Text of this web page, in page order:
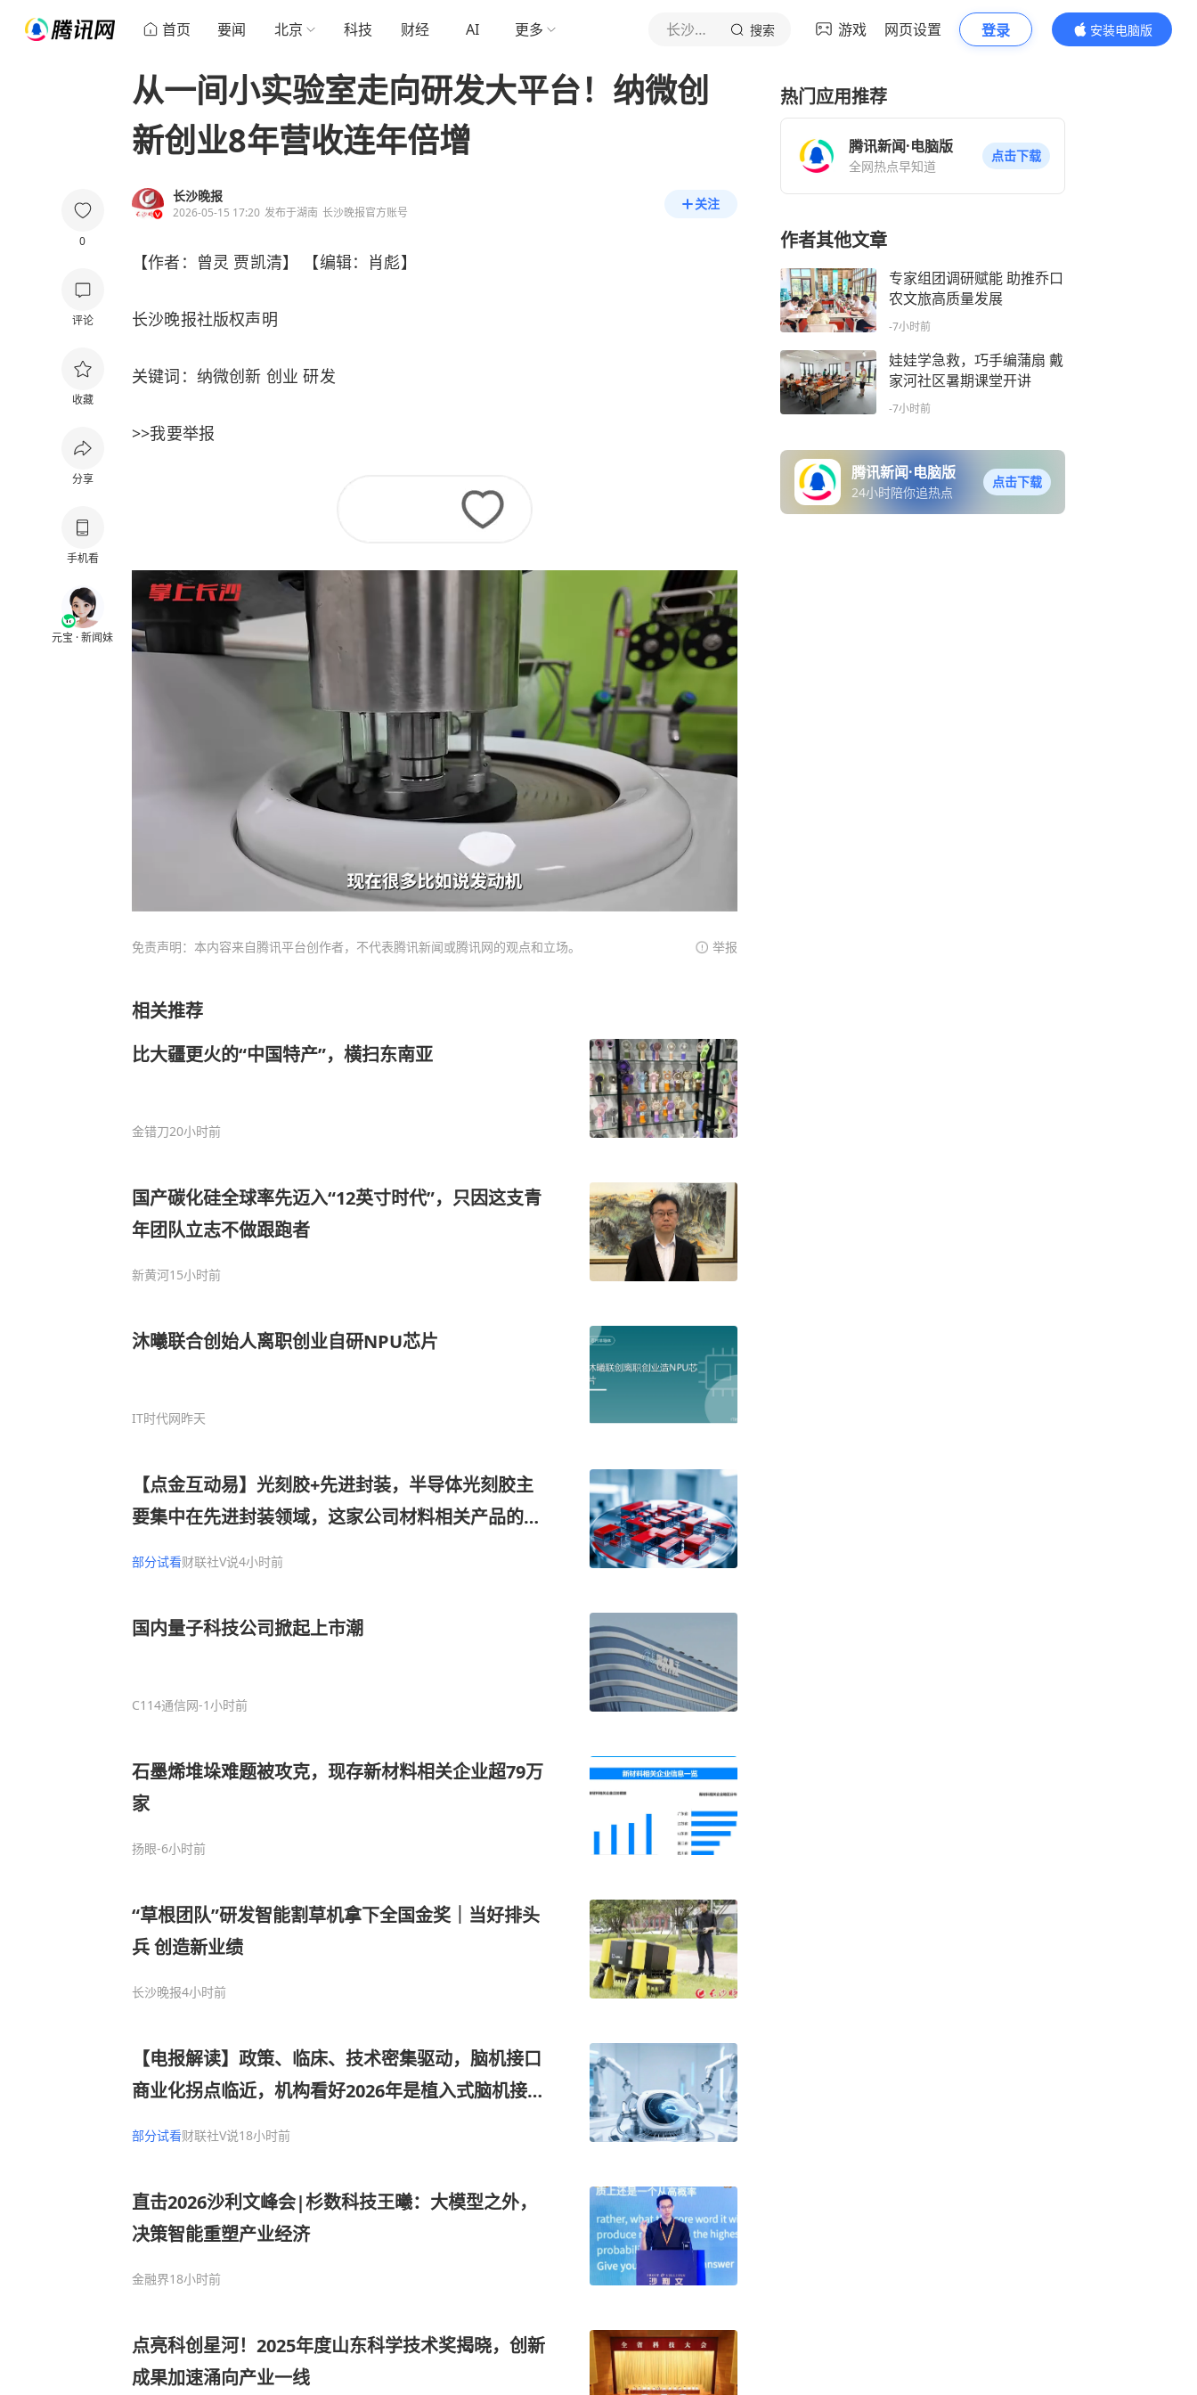
首页 要闻 北京 科技 财经 AI 更多 长沙晚报 搜索 游戏 网页设置 登录
安装电脑版
内容更精彩
0
评论
收藏
分享
手机看
元宝 · 新闻妹
从一间小实验室走向研发大平台！纳微创
新创业8年营收连年倍增
长沙晚报
2026-05-15 17:20 发布于湖南 长沙晚报官方账号
关注
【作者：曾灵 贾凯清】 【编辑：肖彪】
长沙晚报社版权声明
关键词：纳微创新 创业 研发
>>我要举报
免责声明：本内容来自腾讯平台创作者，不代表腾讯新闻或腾讯网的观点和立场。 举报
相关推荐
比大疆更火的“中国特产”，横扫东南亚
金错刀20小时前
国产碳化硅全球率先迈入“12英寸时代”，只因这支青
年团队立志不做跟跑者
新黄河15小时前
沐曦联合创始人离职创业自研NPU芯片
IT时代网昨天
【点金互动易】光刻胶+先进封装，半导体光刻胶主
要集中在先进封装领域，这家公司材料相关产品的订
部分试看财联社V说4小时前
国内量子科技公司掀起上市潮
C114通信网-1小时前
石墨烯堆垛难题被攻克‌，现存新材料相关企业超79万
家
扬眼-6小时前
“草根团队”研发智能割草机拿下全国金奖｜当好排头
兵 创造新业绩
长沙晚报4小时前
【电报解读】政策、临床、技术密集驱动，脑机接口
商业化拐点临近，机构看好2026年是植入式脑机接口
部分试看财联社V说18小时前
直击2026沙利文峰会|杉数科技王曦：大模型之外，
决策智能重塑产业经济
金融界18小时前
点亮科创星河！2025年度山东科学技术奖揭晓，创新
成果加速涌向产业一线
热门应用推荐
腾讯新闻·电脑版
全网热点早知道
点击下载
作者其他文章
专家组团调研赋能 助推乔口
农文旅高质量发展
-7小时前
娃娃学急救，巧手编蒲扇 戴
家河社区暑期课堂开讲
-7小时前
腾讯新闻·电脑版
24小时陪你追热点
点击下载